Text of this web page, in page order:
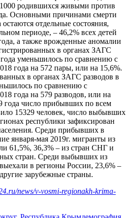
родившихся живыми против
Основными причинами смерти
остаются отдельные состояния,
периоде, – 46,2% всех детей
а также врожденные аномалии
в органах ЗАГС
уменьшилось по сравнению с
года на 572 пары, или на 15,6%.
в органах ЗАГС разводов в
по сравнению с
года на 579 разводов, или на
года число прибывших по всем
15329 человек, число выбывших
республики зафиксирован
Среди прибывших в
января-мая 2019г. мигранты из
61,5%, 36,3% – из стран СНГ и
стран. Среди выбывших из
в регионы России, 23,6% –
зарубежные страны.
news/v-vosmi-regionakh-krima-